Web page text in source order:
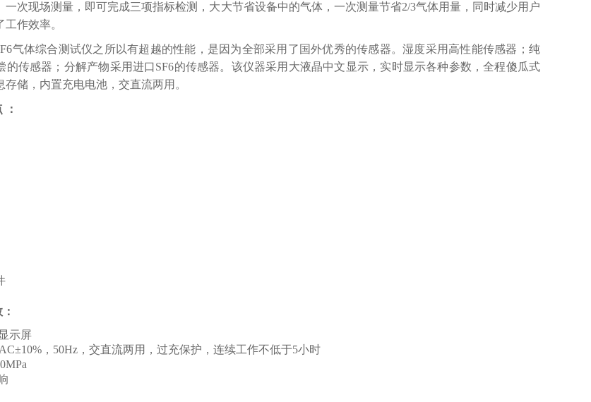
一次现场测量，即可完成三项指标检测，大大节省设备中的气体，一次测量节省2/3气体用量，同时减少用户
作效率。
气体综合测试仪之所以有超越的性能，是因为全部采用了国外优秀的传感器。湿度采用高性能传感器；纯
的传感器；分解产物采用进口SF6的传感器。该仪器采用大液晶中文显示，实时显示各种参数，全程傻瓜式
存储，内置充电电池，交直流两用。
：
示屏
，50Hz，交直流两用，过充保护，连续工作不低于5小时